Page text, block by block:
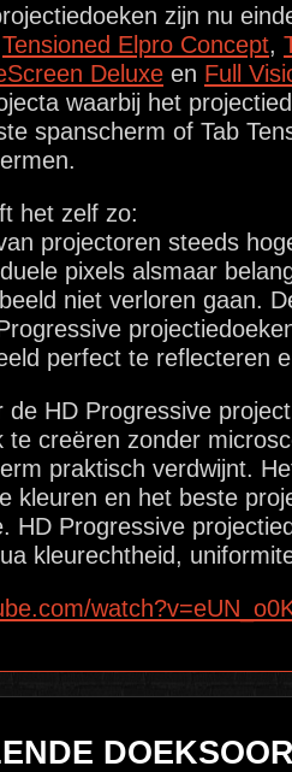
zijn nu
Tensioned Elpro Concept,
Deluxe en Full
waarbij het
spanscherm of Tab
het zelf zo:
projectoren steeds
pixels alsmaar
niet verloren gaan.
perfect te reflecteren
de HD Progressive
te creëren zonder
praktisch verdwijnt.
kleuren en het beste
HD Progressive
kleurechtheid,
watch?